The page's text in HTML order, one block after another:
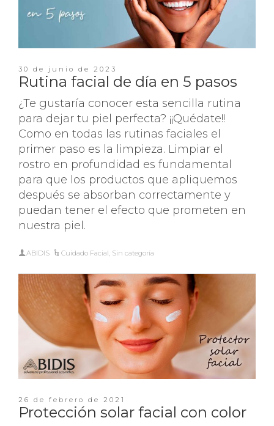
30 de junio de 2023
Rutina facial de día en 5 pasos
¿Te gustaría conocer esta sencilla rutina
para dejar tu piel perfecta? ¡¡Quédate!!
Como en todas las rutinas faciales el
primer paso es la limpieza. Limpiar el
rostro en profundidad es fundamental
para que los productos que apliquemos
después se absorban correctamente y
puedan tener el efecto que prometen en
nuestra piel.
ABIDIS Cuidado Facial, Sin categoría
26 de febrero de 2021
Protección solar facial con color